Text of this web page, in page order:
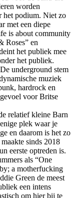
worden
het podium. Niet zo
met een diepe
is about community
Roses” en
het publiek mee
het publiek.
underground stem
muziek
hardrock en
voor Britse
relatief kleine Barn
plek waar je
en daarom is het zo
sinds 2018
eerste optreden is.
als “One
a motherfucking
Green de meest
een intens
om hier bij te